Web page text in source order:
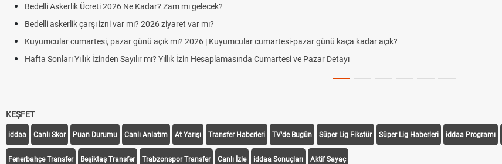
Bedelli Askerlik Ücreti 2026 Ne Kadar? Zam mı gelecek?
Bedelli askerlik çarşı izni var mı? 2026 ziyaret var mı?
Kuyumcular cumartesi, pazar günü açık mı? 2026 | Kuyumcular cumartesi-pazar günü kaça kadar açık?
Hafta Sonları Yıllık İzinden Sayılır mı? Yıllık İzin Hesaplamasında Cumartesi ve Pazar Detayı
KEŞFET
iddaa Canlı Skor Puan Durumu Canlı Anlatım At Yarışı Transfer Haberleri TV'de Bugün Süper Lig Fikstür Süper Lig Haberleri iddaa Programı
Fenerbahçe Transfer Beşiktaş Transfer Trabzonspor Transfer Canlı İzle iddaa Sonuçları Aktif Sayaç